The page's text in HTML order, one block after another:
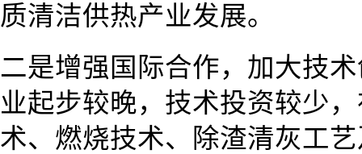
质清洁供热产业发展。
二是增强国际合作，加大技
业起步较晚，技术投资较少
术、燃烧技术、除渣清灰工